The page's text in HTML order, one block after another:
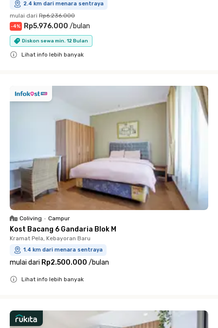
2.4 km dari menara sentraya
mulai dari Rp6.236.000
-4% Rp5.976.000 /bulan
Diskon sewa min. 12 Bulan
Lihat info lebih banyak
Coliving • Campur
Kost Bacang 6 Gandaria Blok M
Kramat Pela, Kebayoran Baru
1.4 km dari menara sentraya
mulai dari Rp2.500.000 /bulan
Lihat info lebih banyak